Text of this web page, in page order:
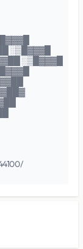
░▒█▓▓▓█
░▒█▓▓▓█